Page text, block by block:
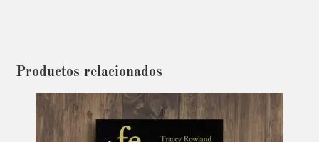
Productos relacionados